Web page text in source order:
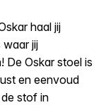
haal jij
waar jij
De Oskar stoel is
en eenvoud
stof in